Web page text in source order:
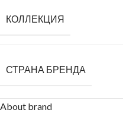
КОЛЛЕКЦИЯ
СТРАНА БРЕНДА
About brand